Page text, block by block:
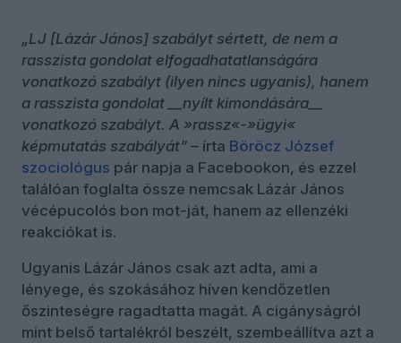
„LJ [Lázár János] szabályt sértett, de nem a
rasszista gondolat elfogadhatatlanságára
vonatkozó szabályt (ilyen nincs ugyanis), hanem
a rasszista gondolat __nyílt kimondására__
vonatkozó szabályt. A »rassz«-»ügyi«
képmutatás szabályát” – írta Böröcz József
szociológus pár napja a Facebookon, és ezzel
találóan foglalta össze nemcsak Lázár János
vécépucolós bon mot-ját, hanem az ellenzéki
reakciókat is.
Ugyanis Lázár János csak azt adta, ami a
lényege, és szokásához híven kendőzetlen
őszinteségre ragadtatta magát. A cigányságról
mint belső tartalékról beszélt, szembeállítva azt a